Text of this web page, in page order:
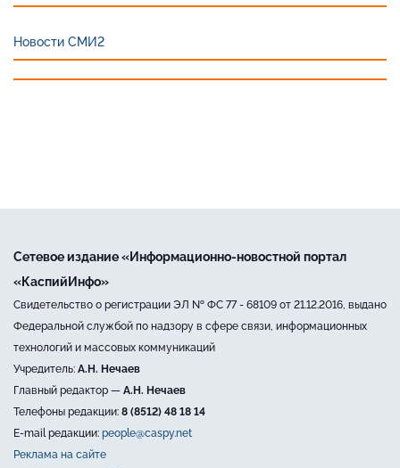
Новости СМИ2
Сетевое издание «Информационно-новостной портал
«КаспийИнфо»
Свидетельство о регистрации ЭЛ № ФС 77 - 68109 от 21.12.2016, выдано
Федеральной службой по надзору в сфере связи, информационных
технологий и массовых коммуникаций
Учредитель: А.Н. Нечаев
Главный редактор — А.Н. Нечаев
Телефоны редакции: 8 (8512) 48 18 14
E-mail редакции: people@caspy.net
Реклама на сайте